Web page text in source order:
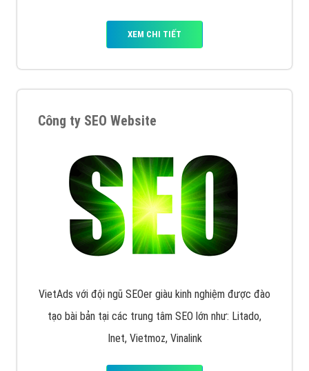
XEM CHI TIẾT
Công ty SEO Website
VietAds với đội ngũ SEOer giàu kinh nghiệm được đào
tạo bài bản tại các trung tâm SEO lớn như: Litado,
Inet, Vietmoz, Vinalink